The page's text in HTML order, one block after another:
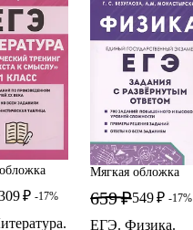
₽ -17%
Мягкая обложка
659 ₽549 ₽ -17%
ЕГЭ. Физика.